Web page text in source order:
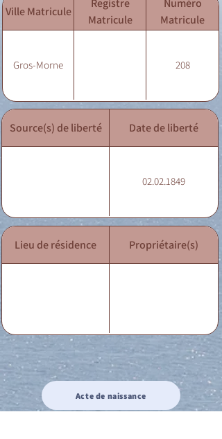
Ville Matricule
Matricule
Matricule
Gros-Morne 208
Source(s) de liberté Date de liberté
02.02.1849
Lieu de résidence Propriétaire(s)
Acte de naissance